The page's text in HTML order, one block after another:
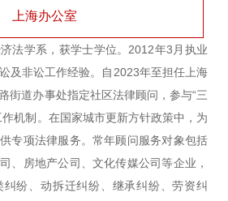
上海办公室
法学系，获学士学位。2012年3月执业
及非讼工作经验。自2023年至担任上海
街道办事处指定社区法律顾问，参与“三
机制。在国家城市更新方针政策中，为
专项法律服务。常年顾问服务对象包括
、房地产公司、文化传媒公司等企业，
纷、动拆迁纠纷、继承纠纷、劳资纠